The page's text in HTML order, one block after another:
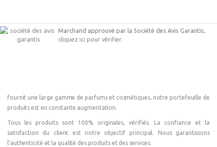
Marchand approuvé par la Société des Avis Garantis,
cliquez ici pour vérifier.
fournit une large gamme de parfums et cosmétiques, notre portefeuille de
produits est en constante augmentation.
Tous les produits sont 100% originales, vérifiés. La confiance et la
satisfaction du client est notre objectif principal. Nous garantissons
l'authenticité et la qualité des produits et des services.